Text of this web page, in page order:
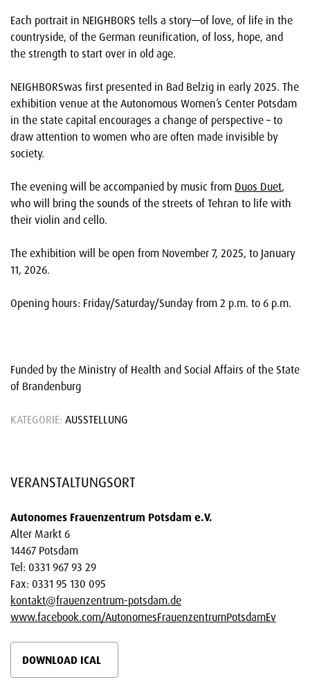
Each portrait in NEIGHBORS tells a story—of love, of life in the
countryside, of the German reunification, of loss, hope, and
the strength to start over in old age.
NEIGHBORSwas first presented in Bad Belzig in early 2025. The
exhibition venue at the Autonomous Women’s Center Potsdam
in the state capital encourages a change of perspective – to
draw attention to women who are often made invisible by
society.
The evening will be accompanied by music from Duos Duet,
who will bring the sounds of the streets of Tehran to life with
their violin and cello.
The exhibition will be open from November 7, 2025, to January
11, 2026.
Opening hours: Friday/Saturday/Sunday from 2 p.m. to 6 p.m.
Funded by the Ministry of Health and Social Affairs of the State
of Brandenburg
KATEGORIE: AUSSTELLUNG
VERANSTALTUNGSORT
Autonomes Frauenzentrum Potsdam e.V.
Alter Markt 6
14467 Potsdam
Tel: 0331 967 93 29
Fax: 0331 95 130 095
kontakt@frauenzentrum-potsdam.de
www.facebook.com/AutonomesFrauenzentrumPotsdamEv
DOWNLOAD ICAL